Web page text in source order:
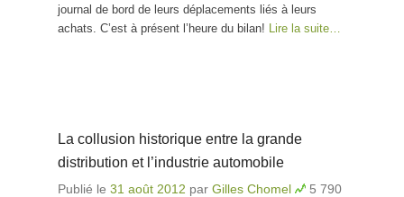
journal de bord de leurs déplacements liés à leurs
achats. C’est à présent l’heure du bilan! Lire la suite…
La collusion historique entre la grande
distribution et l’industrie automobile
Publié le 31 août 2012 par Gilles Chomel
5 790